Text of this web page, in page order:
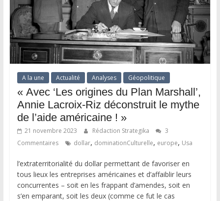
A la une Actualité Analyses Géopolitique
« Avec ‘Les origines du Plan Marshall’,
Annie Lacroix-Riz déconstruit le mythe
de l’aide américaine ! »
21 novembre 2023 Rédaction Strategika
3
Commentaires
dollar, dominationCulturelle, europe, Usa
l’extraterritorialité du dollar permettant de favoriser en
tous lieux les entreprises américaines et d’affaiblir leurs
concurrentes – soit en les frappant d’amendes, soit en
s’en emparant, soit les deux (comme ce fut le cas